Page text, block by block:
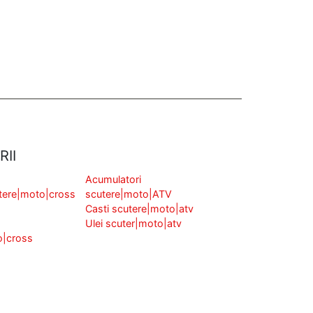
Acumulatori
scutere|moto|ATV
Casti scutere|moto|atv
Ulei scuter|moto|atv